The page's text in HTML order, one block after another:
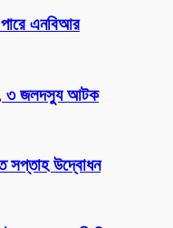
এনবিআর
৩ জলদস্যু আটক
সপ্তাহ উদ্বোধন